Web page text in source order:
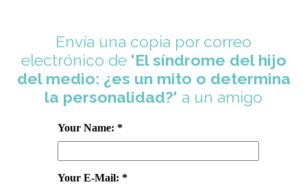
Envía una copia por correo
electrónico de 'El síndrome del hijo
del medio: ¿es un mito o determina
la personalidad?' a un amigo
Your Name: *
Your E-Mail: *